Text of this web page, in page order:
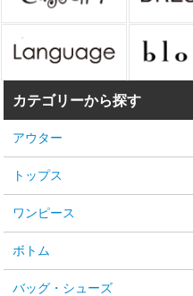
カテゴリーから探す
アウター
トップス
ワンピース
ボトム
バッグ・シューズ